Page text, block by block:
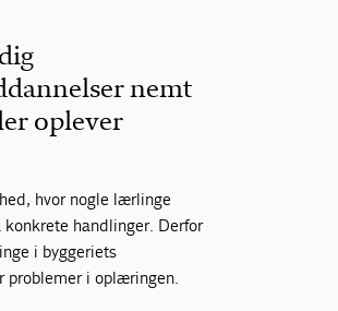
nemt
oplever
hvor nogle lærlinge
handlinger. Derfor
i byggeriets
problemer i oplæringen.